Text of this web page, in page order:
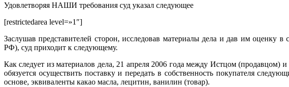
Удовлетворяя НАШИ требования суд указал следующее
[restrictedarea level=»1″]
Заслушав представителей сторон, исследовав материалы дела и дав им оценку
РФ), суд приходит к следующему.
Как следует из материалов дела, 21 апреля 2006 года между Истцом
обязуется осуществить поставку и передать в собственность покупателя
основе, эквиваленты какао масла, лецитин, ванилин (товар).